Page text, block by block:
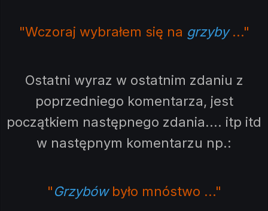
"Wczoraj wybrałem się na grzyby..."
Ostatni wyraz w ostatnim zdaniu z
poprzedniego komentarza, jest
początkiem następnego zdania.... itp itd
w następnym komentarzu np.:
"Grzybówbyło mnóstwo ..."